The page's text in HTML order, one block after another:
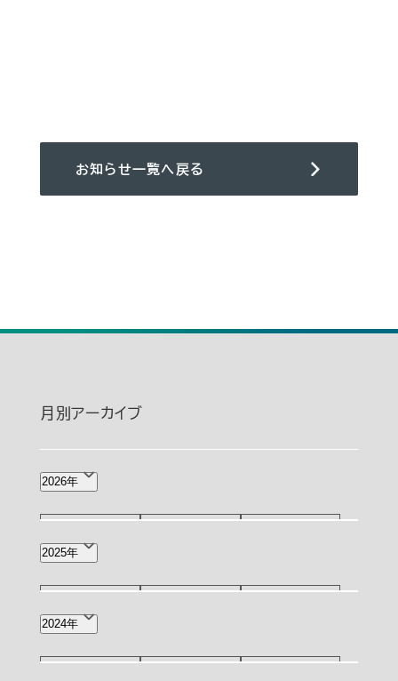
お知らせ一覧へ戻る
月別アーカイブ
2026年
8月(1)
2月(3) 1月(5)
2025年
12月(4)
2024年